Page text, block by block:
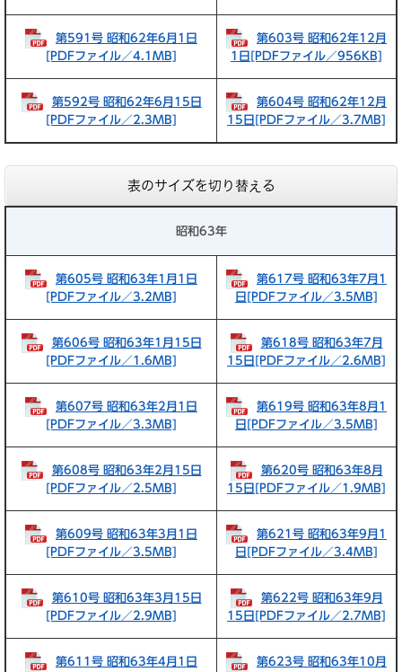
第591号 昭和62年6月1日
[PDFファイル／4.1MB]
第603号 昭和62年12月
1日[PDFファイル／956KB]
第592号 昭和62年6月15日
[PDFファイル／2.3MB]
第604号 昭和62年12月
15日[PDFファイル／3.7MB]
表のサイズを切り替える
昭和63年
第605号 昭和63年1月1日
[PDFファイル／3.2MB]
第617号 昭和63年7月1
日[PDFファイル／3.5MB]
第606号 昭和63年1月15日
[PDFファイル／1.6MB]
第618号 昭和63年7月
15日[PDFファイル／2.6MB]
第607号 昭和63年2月1日
[PDFファイル／3.3MB]
第619号 昭和63年8月1
日[PDFファイル／3.5MB]
第608号 昭和63年2月15日
[PDFファイル／2.5MB]
第620号 昭和63年8月
15日[PDFファイル／1.9MB]
第609号 昭和63年3月1日
[PDFファイル／3.5MB]
第621号 昭和63年9月1
日[PDFファイル／3.4MB]
第610号 昭和63年3月15日
[PDFファイル／2.9MB]
第622号 昭和63年9月
15日[PDFファイル／2.7MB]
第611号 昭和63年4月1日
第623号 昭和63年10月